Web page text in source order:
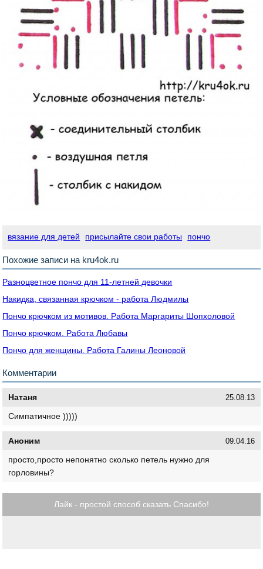
вязание для детей присылайте свои работы пончо
Похожие записи на kru4ok.ru
Разноцветное пончо для 11-летней девочки
Накидка, связанная крючком - работа Людмилы
Пончо крючком из мотивов. Работа Маргариты Шопхоловой
Пончо крючком. Работа Любавы
Пончо для женщины. Работа Галины Леоновой
Комментарии
Натаня 25.08.13
Симпатичное )))))
Аноним 09.04.16
просто,просто непонятно сколько петель нужно для
горловины?
Лайк - простой способ сказать Спасибо!